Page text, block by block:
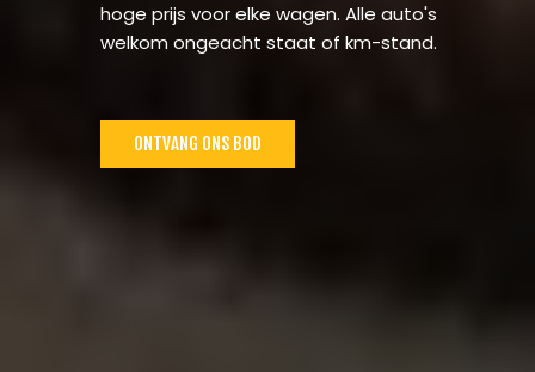
hoge prijs voor elke wagen. Alle auto's
welkom ongeacht staat of km-stand.
ONTVANG ONS BOD